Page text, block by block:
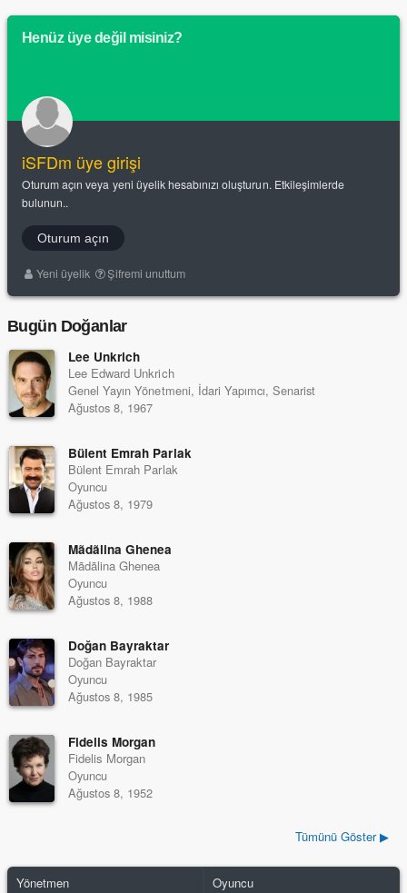
Henüz üye değil misiniz?
iSFDm üye girişi
Oturum açın veya yeni üyelik hesabınızı oluşturun. Etkileşimlerde
bulunun..
Oturum açın
Yeni üyelik Şifremi unuttum
Bugün Doğanlar
Lee Unkrich
Lee Edward Unkrich
Genel Yayın Yönetmeni, İdari Yapımcı, Senarist
Ağustos 8, 1967
Bülent Emrah Parlak
Bülent Emrah Parlak
Oyuncu
Ağustos 8, 1979
Mãdãlina Ghenea
Mãdãlina Ghenea
Oyuncu
Ağustos 8, 1988
Doğan Bayraktar
Doğan Bayraktar
Oyuncu
Ağustos 8, 1985
Fidelis Morgan
Fidelis Morgan
Oyuncu
Ağustos 8, 1952
Tümünü Göster ▶
Yönetmen
Oyuncu